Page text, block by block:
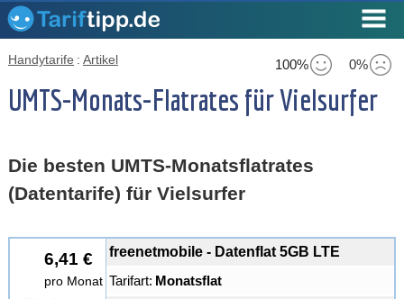
100% 0%
Handytarife : Artikel
UMTS-Monats-Flatrates für Vielsurfer
Die besten UMTS-Monatsflatrates
(Datentarife) für Vielsurfer
6,41 €
pro Monat
freenetmobile - Datenflat 5GB LTE
Tarifart: Monatsflat